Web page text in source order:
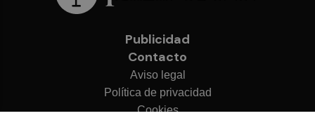
Publicidad
Contacto
Aviso legal
Política de privacidad
Cookies